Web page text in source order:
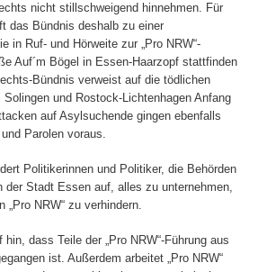
nicht stillschweigend hinnehmen. Für
das Bündnis deshalb zu einer
in Ruf- und Hörweite zur „Pro NRW“-
Auf´m Bögel in Essen-Haarzopf stattfinden
Bündnis verweist auf die tödlichen
und Rostock-Lichtenhagen Anfang
auf Asylsuchende gingen ebenfalls
Parolen voraus.
Politikerinnen und Politiker, die Behörden
der Stadt Essen auf, alles zu unternehmen,
NRW“ zu verhindern.
dass Teile der „Pro NRW“-Führung aus
ist. Außerdem arbeitet „Pro NRW“